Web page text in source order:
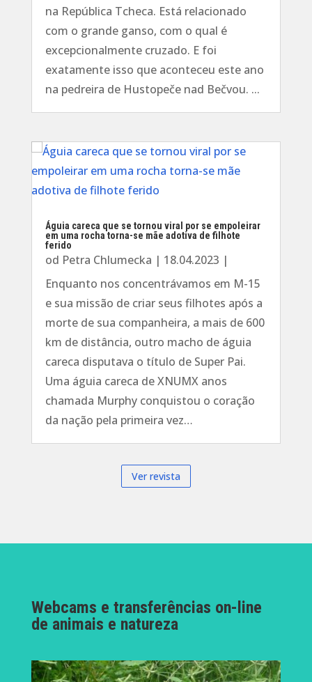
na República Tcheca. Está relacionado
com o grande ganso, com o qual é
excepcionalmente cruzado. E foi
exatamente isso que aconteceu este ano
na pedreira de Hustopeče nad Bečvou. ...
Águia careca que se tornou viral por se empoleirar
em uma rocha torna-se mãe adotiva de filhote
ferido
od Petra Chlumecka | 18.04.2023 |
Enquanto nos concentrávamos em M-15
e sua missão de criar seus filhotes após a
morte de sua companheira, a mais de 600
km de distância, outro macho de águia
careca disputava o título de Super Pai.
Uma águia careca de XNUMX anos
chamada Murphy conquistou o coração
da nação pela primeira vez…
Ver revista
Webcams e transferências on-line
de animais e natureza